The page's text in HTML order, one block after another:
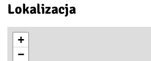
Lokalizacja
+
−